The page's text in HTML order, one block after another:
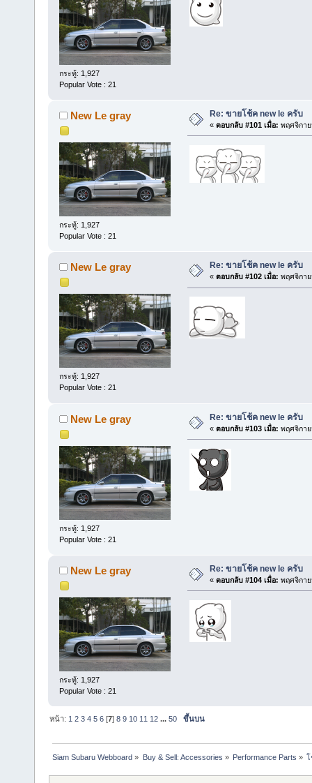
กระทู้: 1,927
Popular Vote : 21
New Le gray
กระทู้: 1,927
Popular Vote : 21
Re: ขายโช้ค new le ครับ
« ตอบกลับ #101 เมื่อ: พฤศจิกา
New Le gray
กระทู้: 1,927
Popular Vote : 21
Re: ขายโช้ค new le ครับ
« ตอบกลับ #102 เมื่อ: พฤศจิกา
New Le gray
กระทู้: 1,927
Popular Vote : 21
Re: ขายโช้ค new le ครับ
« ตอบกลับ #103 เมื่อ: พฤศจิกา
New Le gray
กระทู้: 1,927
Popular Vote : 21
Re: ขายโช้ค new le ครับ
« ตอบกลับ #104 เมื่อ: พฤศจิกา
หน้า:1 2 3 4 5 6 [7]8 9 10 11 12 ...50 ขึ้นบน
Siam Subaru Webboard » Buy & Sell: Accessories » Performance Parts »